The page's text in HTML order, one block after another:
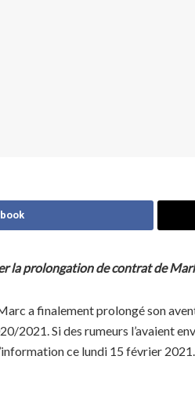
la prolongation de contrat de
a finalement prolongé son
2021. Si des rumeurs
ce lundi 15 février 2021.